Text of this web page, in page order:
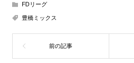
FDリーグ
豊橋ミックス